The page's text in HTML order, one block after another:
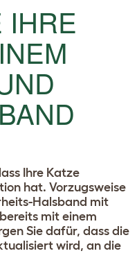
IHRE
Ihre Katze
hat. Vorzugsweise
Halsband mit
mit einem
Sie dafür, dass die
wird, an die